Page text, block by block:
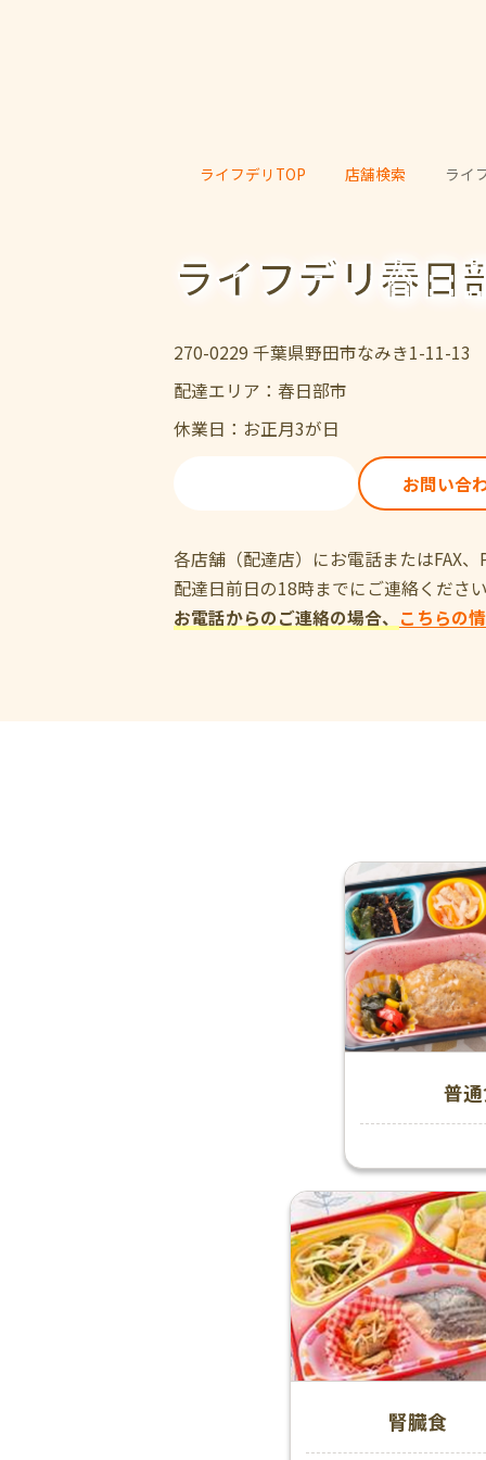
ライフデリTOP 店舗検索 ライ
ライフデリ春日
270-0229 千葉県野田市なみき1-11-13
配達エリア：春日部市
休業日：お正月3が日
お問い合
各店舗（配達店）にお電話またはFAX
配達日前日の18時までにご連絡くださ
お電話からのご連絡の場合、 こちらの
普
腎臓食